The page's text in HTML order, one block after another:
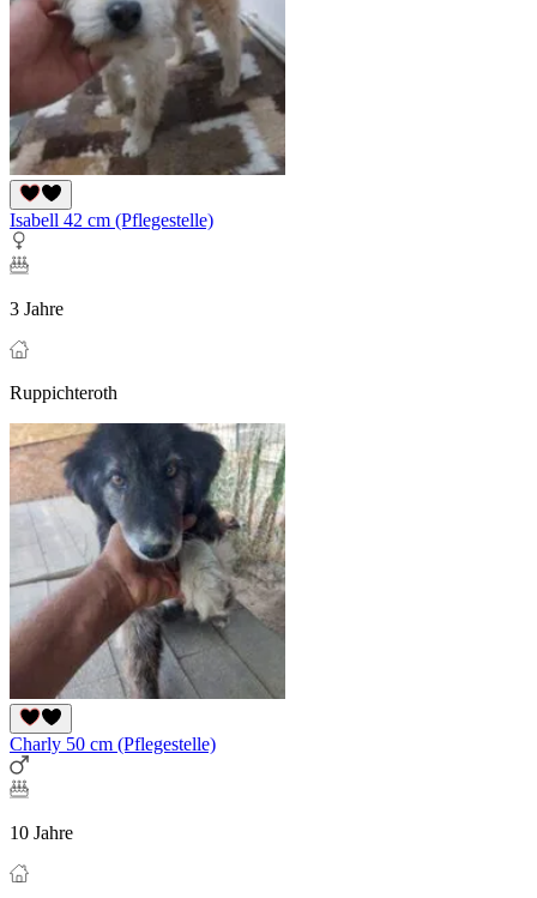
Isabell 42 cm (Pflegestelle)
3 Jahre
Ruppichteroth
Charly 50 cm (Pflegestelle)
10 Jahre